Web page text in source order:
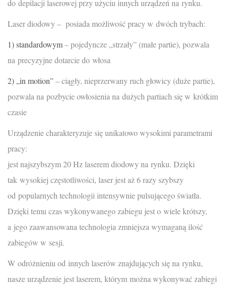
do depilacji laserowej przy użyciu innych urządzeń na rynku.
Laser diodowy – posiada możliwość pracy w dwóch trybach:
1) standardowym– pojedyncze „strzały” (małe partie), pozwala
na precyzyjne dotarcie do włosa
2) „in motion”– ciągły, nieprzerwany ruch głowicy (duże partie),
pozwala na pozbycie owłosienia na dużych partiach się w krótkim
czasie
Urządzenie charakteryzuje się unikatowo wysokimi parametrami
pracy:
jest najszybszym 20 Hz laserem diodowy na rynku. Dzięki
tak wysokiej częstotliwości, laser jest aż 6 razy szybszy
od popularnych technologii intensywnie pulsującego światła.
Dzięki temu czas wykonywanego zabiegu jest o wiele krótszy,
a jego zaawansowana technologia zmniejsza wymaganą ilość
zabiegów w sesji.
W odróżnieniu od innych laserów znajdujących się na rynku,
nasze urządzenie jest laserem, którym można wykonywać zabiegi